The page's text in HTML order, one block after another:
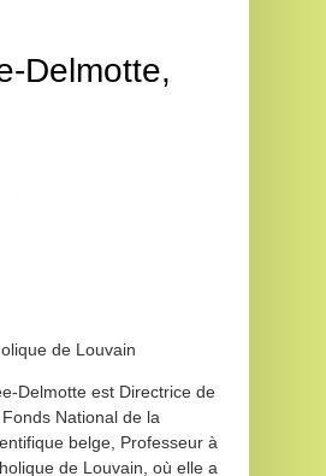
Delmotte,
de Louvain
Delmotte est Directrice de
National de la
belge, Professeur à
de Louvain, où elle a